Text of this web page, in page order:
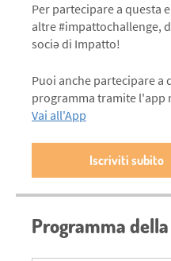
Per partecipare a questa
altre #impattochallenge,
Puoi anche partecipare a
programma tramite l'app
Vai all'App
Iscriviti subito
Programma